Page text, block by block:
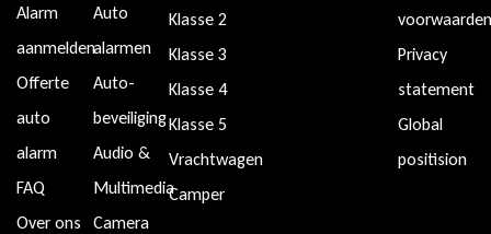
Alarm
aanmelden
Offerte
auto
alarm
FAQ
Over ons
Auto
alarmen
Auto-
beveiliging
Audio &
Multimedia
Camera
Klasse 2
Klasse 3
Klasse 4
Klasse 5
Vrachtwagen
Camper
Privacy
statement
Global
positision